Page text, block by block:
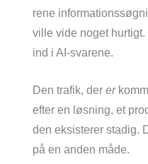
rene
ville vide noget
ind i AI-svarene.
Den trafik, der er
efter en løsning, et
den eksisterer stadig.
på en anden måde.